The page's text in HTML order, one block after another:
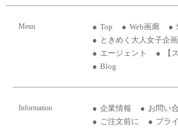
Menu Top Web画廊
ときめく大人女子企
エージェント
【
Blog
Information 企業情報
お問い
ご注文前に
プラ